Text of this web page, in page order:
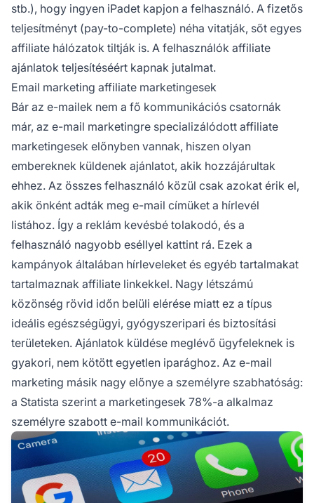
stb.), hogy ingyen iPadet kapjon a felhasználó. A fizetős
teljesítményt (pay-to-complete) néha vitatják, sőt egyes
affiliate hálózatok tiltják is. A felhasználók affiliate
ajánlatok teljesítéséért kapnak jutalmat.
Email marketing affiliate marketingesek
Bár az e-mailek nem a fő kommunikációs csatornák
már, az e-mail marketingre specializálódott affiliate
marketingesek előnyben vannak, hiszen olyan
embereknek küldenek ajánlatot, akik hozzájárultak
ehhez. Az összes felhasználó közül csak azokat érik el,
akik önként adták meg e-mail címüket a hírlevél
listához. Így a reklám kevésbé tolakodó, és a
felhasználó nagyobb eséllyel kattint rá. Ezek a
kampányok általában hírleveleket és egyéb tartalmakat
tartalmaznak affiliate linkekkel. Nagy létszámú
közönség rövid időn belüli elérése miatt ez a típus
ideális egészségügyi, gyógyszeripari és biztosítási
területeken. Ajánlatok küldése meglévő ügyfeleknek is
gyakori, nem kötött egyetlen iparághoz. Az e-mail
marketing másik nagy előnye a személyre szabhatóság:
a Statista szerint a marketingesek 78%-a alkalmaz
személyre szabott e-mail kommunikációt.